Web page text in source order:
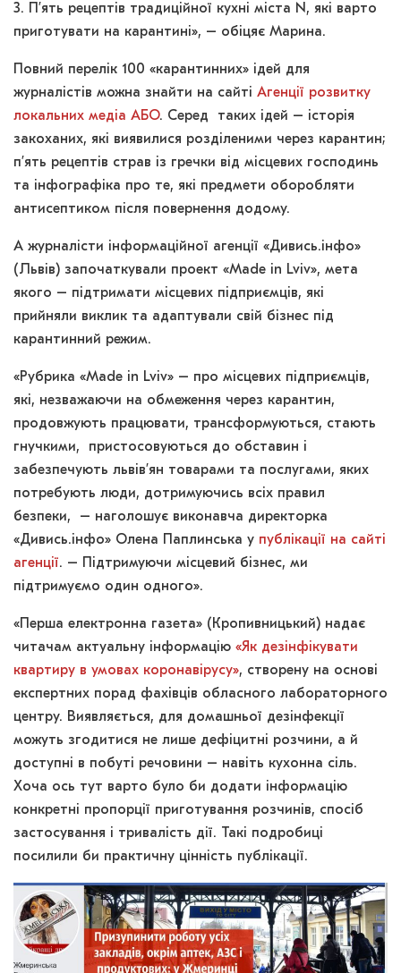
3. П’ять рецептів традиційної кухні міста N, які варто
приготувати на карантині», – обіцяє Марина.
Повний перелік 100 «карантинних» ідей для
журналістів можна знайти на сайті Агенції розвитку
локальних медіа АБО. Серед таких ідей – історія
закоханих, які виявилися розділеними через карантин;
п’ять рецептів страв із гречки від місцевих господинь
та інфографіка про те, які предмети оборобляти
антисептиком після повернення додому.
А журналісти інформаційної агенції «Дивись.інфо»
(Львів) започаткували проект «Made in Lviv», мета
якого – підтримати місцевих підприємців, які
прийняли виклик та адаптували свій бізнес під
карантинний режим.
«Рубрика «Made in Lviv» – про місцевих підприємців,
які, незважаючи на обмеження через карантин,
продовжують працювати, трансформуються, стають
гнучкими, пристосовуються до обставин і
забезпечують львів’ян товарами та послугами, яких
потребують люди, дотримуючись всіх правил
безпеки, – наголошує виконавча директорка
«Дивись.інфо» Олена Паплинська у публікації на сайті
агенції. – Підтримуючи місцевий бізнес, ми
підтримуємо один одного».
«Перша електронна газета» (Кропивницький) надає
читачам актуальну інформацію «Як дезінфікувати
квартиру в умовах коронавірусу», створену на основі
експертних порад фахівців обласного лабораторного
центру. Виявляється, для домашньої дезінфекції
можуть згодитися не лише дефіцитні розчини, а й
доступні в побуті речовини – навіть кухонна сіль.
Хоча ось тут варто було би додати інформацію
конкретні пропорції приготування розчинів, спосіб
застосування і тривалість дії. Такі подробиці
посилили би практичну цінність публікації.